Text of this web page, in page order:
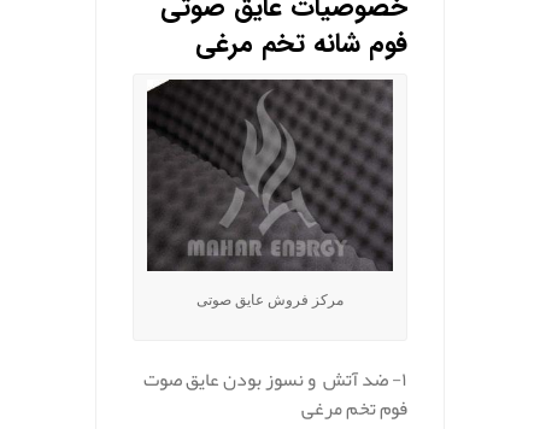
فوم شانه تخم مرغی
مرکز فروش عایق صوتی
۱- ضد آتش و نسوز بودن عایق صوت
فوم تخم مرغی